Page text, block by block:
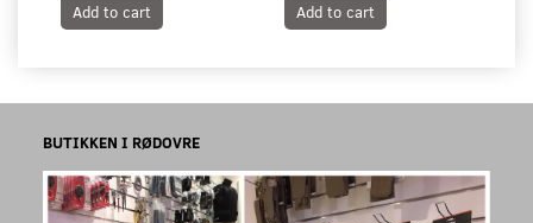
Add to cart Add to cart
BUTIKKEN I RØDOVRE